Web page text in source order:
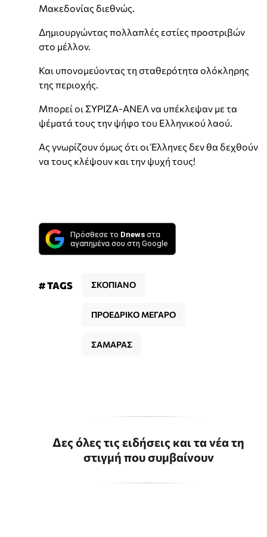
Μακεδονίας διεθνώς.
Δημιουργώντας πολλαπλές εστίες προστριβών
στο μέλλον.
Και υπονομεύοντας τη σταθερότητα ολόκληρης
της περιοχής.
Μπορεί οι ΣΥΡΙΖΑ-ΑΝΕΛ να υπέκλεψαν με τα
ψέματά τους την ψήφο του Ελληνικού λαού.
Ας γνωρίζουν όμως ότι οι Έλληνες δεν θα δεχθούν
να τους κλέψουν και την ψυχή τους!
Πρόσθεσε το Dnews στα
αγαπημένα σου στη Google
# TAGS ΣΚΟΠΙΑΝΟ
ΠΡΟΕΔΡΙΚΟ ΜΕΓΑΡΟ
ΣΑΜΑΡΑΣ
Δες όλες τις ειδήσεις και τα νέα τη
στιγμή που συμβαίνουν